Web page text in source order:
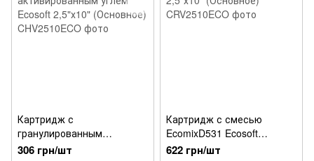
Картридж с
гранулированным
активированным углем
306 грн/шт
Картридж с смесью
EcomixD531 Ecosoft
2,5"х10" (Основное)
622 грн/шт